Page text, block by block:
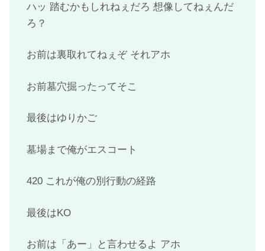
ハッ 踏むかもしれねぇだろ 想像してねぇんだ
ろ？
お前は裏取れてねぇぞ それアホ
お前墓穴掘ったってそこ
最後はゆりかご
墓場まで俺がエスコート
420 これが俺の別行動の経路
最後はKO
お前は「あー」と言わせるよ アホ